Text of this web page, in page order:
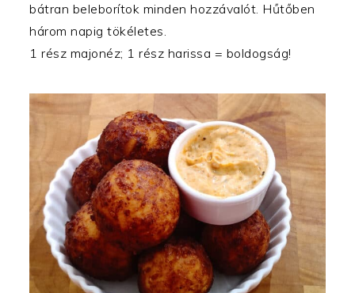
bátran beleborítok minden hozzávalót. Hűtőben
három napig tökéletes.
1 rész majonéz; 1 rész harissa = boldogság!